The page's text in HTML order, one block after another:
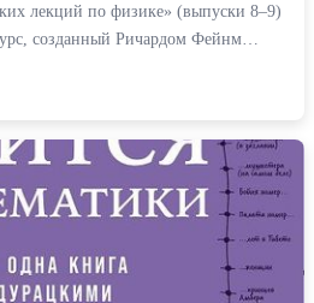
лекций по физике» (выпуски 8–9)
созданный Ричардом Фейнм…